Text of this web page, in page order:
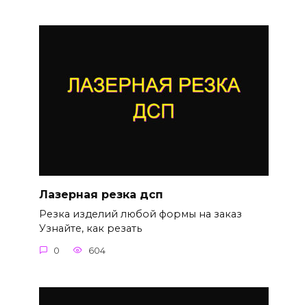
Лазерная резка дсп
Резка изделий любой формы на заказ
Узнайте, как резать
0 604